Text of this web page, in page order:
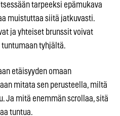
tarpeeksi epämukava
muistuttaa siitä jatkuvasti.
ja yhteiset brunssit voivat
tuntumaan tyhjältä.
etäisyyden omaan
mitata sen perusteella, miltä
Ja mitä enemmän scrollaa, sitä
tuntua.